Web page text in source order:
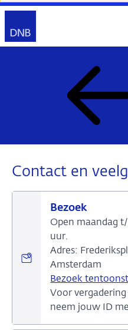
Contact en
Bezoek
Open maandag
uur.
Adres:
Amsterdam
Bezoek
Voor
neem jouw ID